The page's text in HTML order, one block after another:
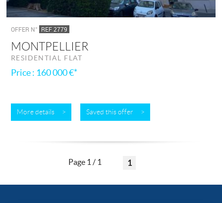
OFFER N° REF 2779
MONTPELLIER
RESIDENTIAL FLAT
Price : 160 000 €*
More details > Saved this offer >
Page 1 / 1 1